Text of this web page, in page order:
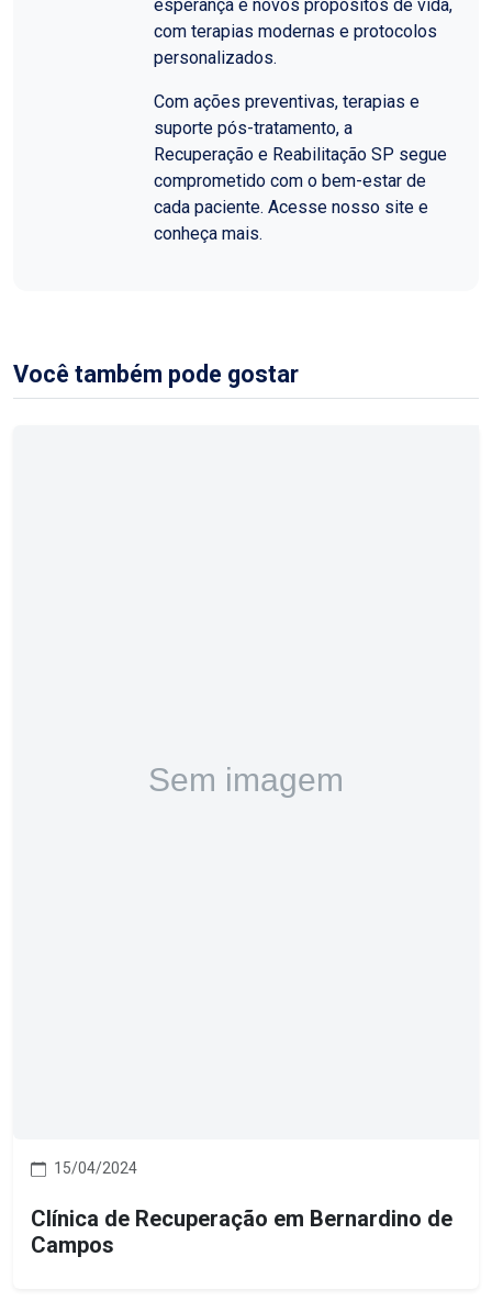
esperança e novos propósitos de vida,
com terapias modernas e protocolos
personalizados.
Com ações preventivas, terapias e
suporte pós-tratamento, a
Recuperação e Reabilitação SP segue
comprometido com o bem-estar de
cada paciente. Acesse nosso site e
conheça mais.
Você também pode gostar
15/04/2024
Clínica de Recuperação em Bernardino de
Campos